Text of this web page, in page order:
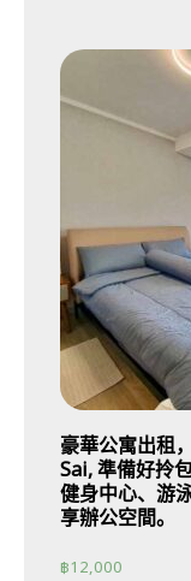
豪華公寓出租
Sai, 準備好拎
健身中心、游
享辦公空間。
฿12,000